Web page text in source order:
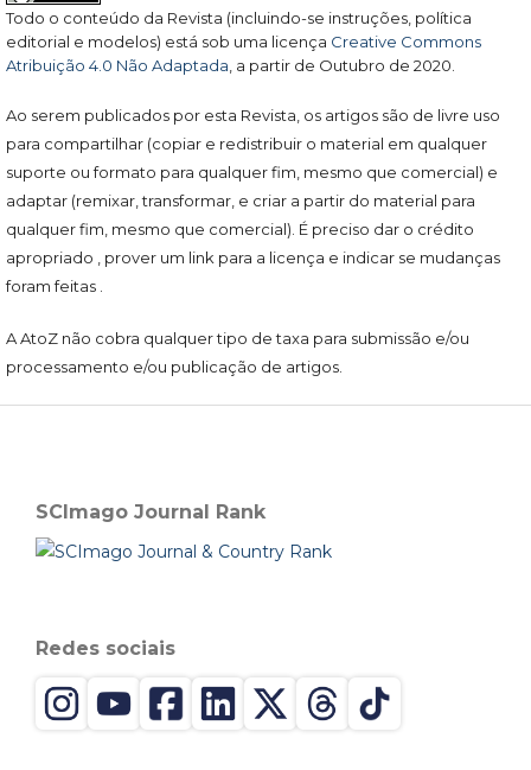
Todo o conteúdo da Revista (incluindo-se instruções, política
editorial e modelos) está sob uma licença Creative Commons
Atribuição 4.0 Não Adaptada , a partir de Outubro de 2020.
Ao serem publicados por esta Revista, os artigos são de livre uso
para compartilhar (copiar e redistribuir o material em qualquer
suporte ou formato para qualquer fim, mesmo que comercial) e
adaptar (remixar, transformar, e criar a partir do material para
qualquer fim, mesmo que comercial). É preciso dar o crédito
apropriado , prover um link para a licença e indicar se mudanças
foram feitas .
A AtoZ não cobra qualquer tipo de taxa para submissão e/ou
processamento e/ou publicação de artigos.
SCImago Journal Rank
Redes sociais